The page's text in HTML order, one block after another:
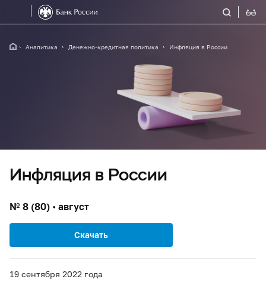
Аналитика Денежно-кредитная политика Инфляция в России
Инфляция в России
№ 8 (80) • август
Скачать
19 сентября 2022 года